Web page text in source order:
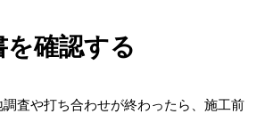
を確認する
査や打ち合わせが終わったら、施工前